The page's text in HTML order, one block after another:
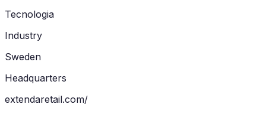
Tecnologia
Industry
Sweden
Headquarters
extendaretail.com/